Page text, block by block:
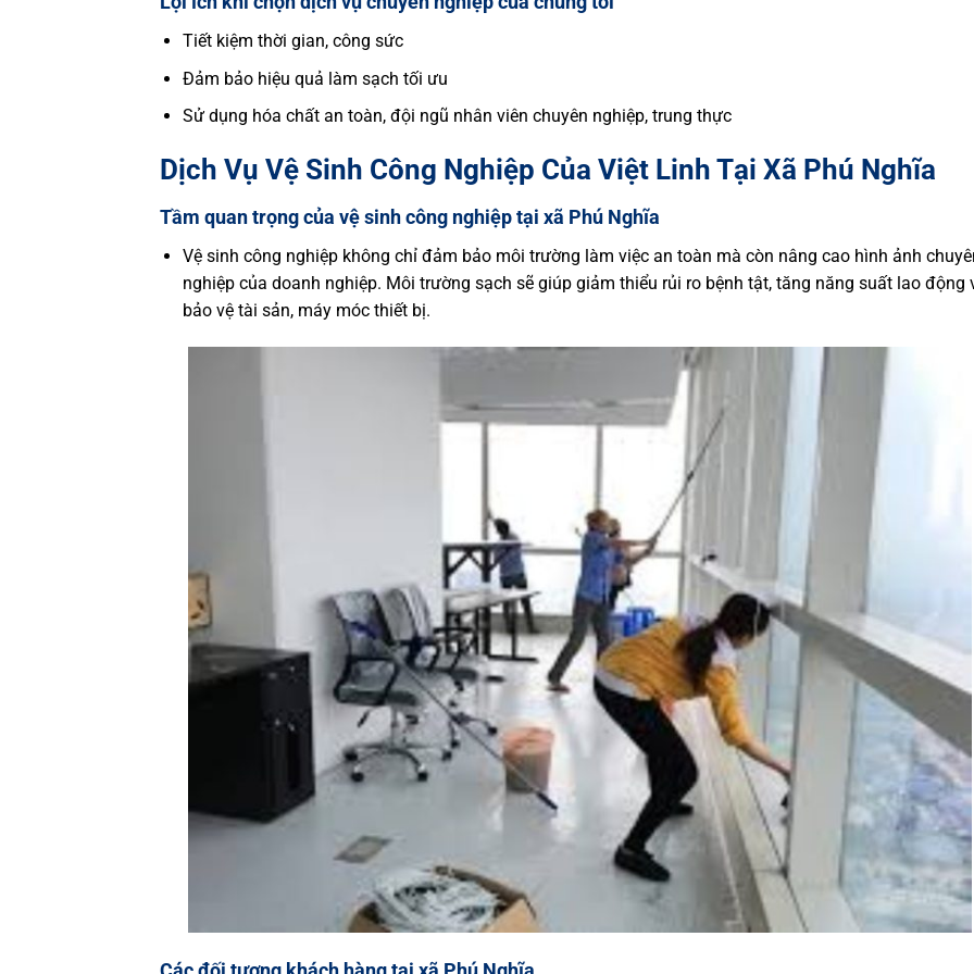
Tiết kiệm thời gian, công sức
Đảm bảo hiệu quả làm sạch tối ưu
Sử dụng hóa chất an toàn, đội ngũ nhân viên chuyên nghiệp, trung thực
Dịch Vụ Vệ Sinh Công Nghiệp Của Việt Linh Tại Xã Phú Nghĩa
Tầm quan trọng của vệ sinh công nghiệp tại xã Phú Nghĩa
Vệ sinh công nghiệp không chỉ đảm bảo môi trường làm việc an toàn mà còn nâng cao hình ảnh
nghiệp của doanh nghiệp. Môi trường sạch sẽ giúp giảm thiểu rủi ro bệnh tật, tăng năng suất lao động
bảo vệ tài sản, máy móc thiết bị.